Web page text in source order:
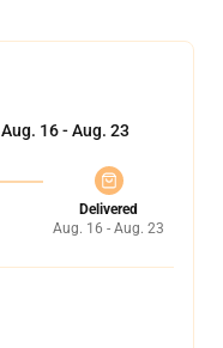
Aug. 16 - Aug. 23
Delivered
Aug. 16 - Aug. 23